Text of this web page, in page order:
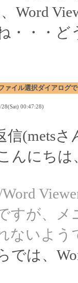
Word
・・・ど
ァイル選択ダイアログ
00:47:28)
信(metsさ
んにちは
Word
すが、メ
ないよう
では、